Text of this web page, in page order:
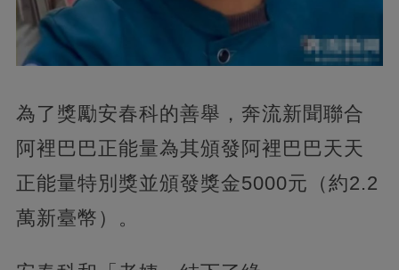
為了獎勵安春科的善舉，奔流新聞聯合
阿裡巴巴正能量為其頒發阿裡巴巴天天
正能量特別獎並頒發獎金5000元（約2.2
萬新臺幣）。